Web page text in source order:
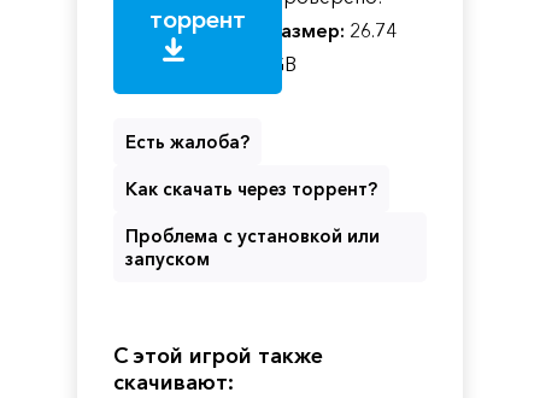
торрент
Размер: 26.74
GB
Есть жалоба?
Как скачать через торрент?
Проблема с установкой или
запуском
С этой игрой также
скачивают: